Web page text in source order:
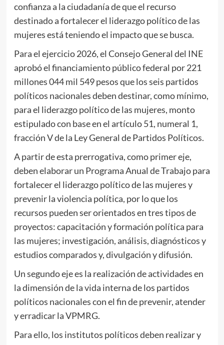
confianza a la ciudadanía de que el recurso
destinado a fortalecer el liderazgo político de las
mujeres está teniendo el impacto que se busca.
Para el ejercicio 2026, el Consejo General del INE
aprobó el financiamiento público federal por 221
millones 044 mil 549 pesos que los seis partidos
políticos nacionales deben destinar, como mínimo,
para el liderazgo político de las mujeres, monto
estipulado con base en el artículo 51, numeral 1,
fracción V de la Ley General de Partidos Políticos.
A partir de esta prerrogativa, como primer eje,
deben elaborar un Programa Anual de Trabajo para
fortalecer el liderazgo político de las mujeres y
prevenir la violencia política, por lo que los
recursos pueden ser orientados en tres tipos de
proyectos: capacitación y formación política para
las mujeres; investigación, análisis, diagnósticos y
estudios comparados y, divulgación y difusión.
Un segundo eje es la realización de actividades en
la dimensión de la vida interna de los partidos
políticos nacionales con el fin de prevenir, atender
y erradicar la VPMRG.
Para ello, los institutos políticos deben realizar y